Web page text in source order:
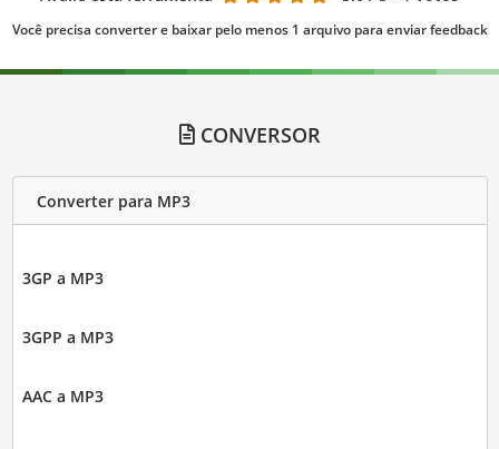
Você precisa converter e baixar pelo menos 1 arquivo para enviar feedback
CONVERSOR
Converter para MP3
3GP a MP3
3GPP a MP3
AAC a MP3